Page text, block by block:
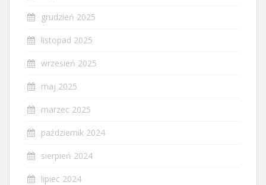
grudzień 2025
listopad 2025
wrzesień 2025
maj 2025
marzec 2025
październik 2024
sierpień 2024
lipiec 2024